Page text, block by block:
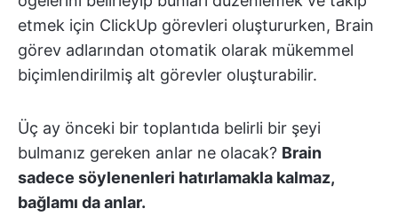
etmek için ClickUp görevleri oluştururken, Brain
görev adlarından otomatik olarak mükemmel
biçimlendirilmiş alt görevler oluşturabilir.
Üç ay önceki bir toplantıda belirli bir şeyi
bulmanız gereken anlar ne olacak? Brain
sadece söylenenleri hatırlamakla kalmaz,
bağlamı da anlar.